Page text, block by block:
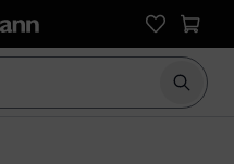
Suche